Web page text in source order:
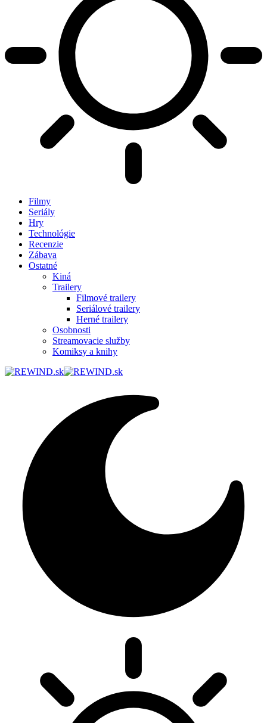
Filmy
Seriály
Hry
Technológie
Recenzie
Zábava
Ostatné
Kiná
Trailery
Filmové trailery
Seriálové trailery
Herné trailery
Osobnosti
Streamovacie služby
Komiksy a knihy